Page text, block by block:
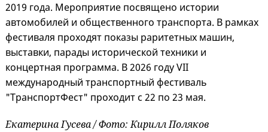
2019 года. Мероприятие посвящено истории
автомобилей и общественного транспорта. В рамках
фестиваля проходят показы раритетных машин,
выставки, парады исторической техники и
концертная программа. В 2026 году VII
международный транспортный фестиваль
"ТранспортФест" проходит с 22 по 23 мая.
Екатерина Гусева / Фото: Кирилл Поляков